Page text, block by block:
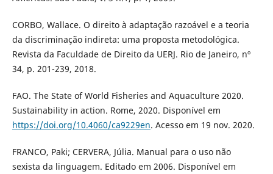
CORBO, Wallace. O direito à adaptação razoável e a teoria
da discriminação indireta: uma proposta metodológica.
Revista da Faculdade de Direito da UERJ. Rio de Janeiro, nº
34, p. 201-239, 2018.
FAO. The State of World Fisheries and Aquaculture 2020.
Sustainability in action. Rome, 2020. Disponível em
https://doi.org/10.4060/ca9229en. Acesso em 19 nov. 2020.
FRANCO, Paki; CERVERA, Júlia. Manual para o uso não
sexista da linguagem. Editado em 2006. Disponível em